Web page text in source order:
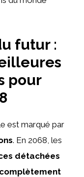
futur :
pour
est marqué par
. En 2068, les
détachées
complètement